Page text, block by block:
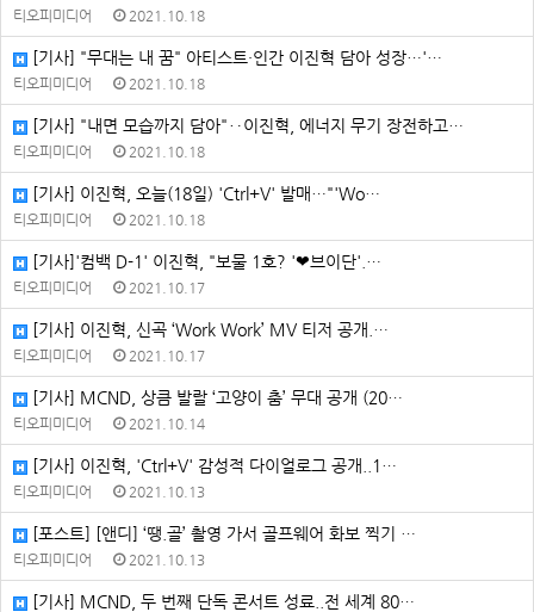
티오피미디어 2021.10.18
[기사] "무대는 내 꿈" 아티스트·인간 이진혁 담아 성장…'…
티오피미디어 2021.10.18
[기사] "내면 모습까지 담아"‥이진혁, 에너지 무기 장전하고…
티오피미디어 2021.10.18
[기사] 이진혁, 오늘(18일) 'Ctrl+V' 발매…"'Wo…
티오피미디어 2021.10.18
[기사]'컴백 D-1' 이진혁, "보물 1호? '❤︎브이단'.…
티오피미디어 2021.10.17
[기사] 이진혁, 신곡 ‘Work Work’ MV 티저 공개.…
티오피미디어 2021.10.17
[기사] MCND, 상큼 발랄 ‘고양이 춤’ 무대 공개 (20…
티오피미디어 2021.10.14
[기사] 이진혁, 'Ctrl+V' 감성적 다이얼로그 공개..1…
티오피미디어 2021.10.13
[포스트] [앤디] ‘땡.골’ 촬영 가서 골프웨어 화보 찍기 …
티오피미디어 2021.10.13
[기사] MCND, 두 번째 단독 콘서트 성료..전 세계 80…